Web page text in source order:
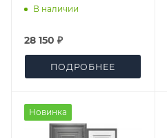
В наличии
28 150 ₽
ПОДРОБНЕЕ
Новинка